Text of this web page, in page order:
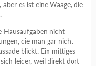
es ist eine Waage, die
Hausaufgaben nicht
die man gar nicht
blickt. Ein mittiges
leider, weil direkt dort